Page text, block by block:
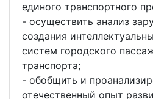
единого транспортного
- осуществить анализ
создания
систем городского
транспорта;
- обобщить и
отечественный опыт